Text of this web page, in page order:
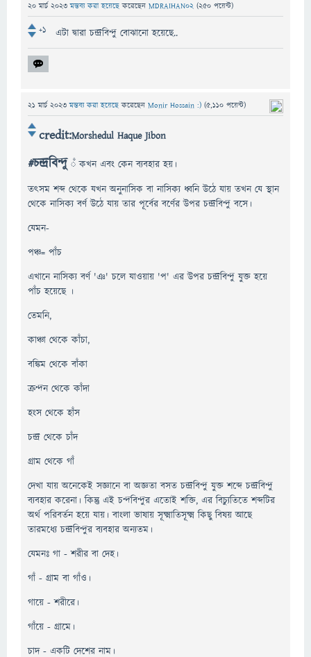
20 মার্চ 2023 মন্তব্য করা হয়েছেকরেছেন MDRAIHAN02 (250 পয়েন্ট)
+1 এটা দ্বারা চন্দ্রবিন্দু বোঝানো হয়েছে..
21 মার্চ 2023 মন্তব্য করা হয়েছেকরেছেন Monir Hossain :) (5,110 পয়েন্ট)
credit:Morshedul Haque Jibon
#চন্দ্রবিন্দু ঁ কখন এবং কেন ব্যবহার হয়।
তৎসম শব্দ থেকে যখন অনুনাসিক বা নাসিক্য ধ্বনি উঠে যায় তখন যে স্থান
থেকে নাসিক্য বর্ণ উঠে যায় তার পূর্বের বর্ণের উপর চন্দ্রবিন্দু বসে।
যেমন-
পঞ্চ= পাঁচ
এখানে নাসিক্য বর্ণ 'ঞ' চলে যাওয়ায় 'প' এর উপর চন্দ্রবিন্দু যুক্ত হয়ে
পাঁচ হয়েছে ।
তেমনি,
কাঞ্চা থেকে কাঁচা,
বঙ্কিম থেকে বাঁকা
ক্রন্দন থেকে কাঁদা
হংস থেকে হাঁস
চন্দ্র থেকে চাঁদ
গ্রাম থেকে গাঁ
দেখা যায় অনেকেই সজ্ঞানে বা অজ্ঞতা বসত চন্দ্রবিন্দু যুক্ত শব্দে চন্দ্রবিন্দু
ব্যবহার করেনা। কিন্তু এই চন্দবিন্দুর এতোই শক্তি, এর বিচ্যুতিতে শব্দটির
অর্থ পরিবর্তন হয়ে যায়। বাংলা ভাষায় সূক্ষ্মাতিসূক্ষ্ম কিছু বিষয় আছে
তারমধ্যে চন্দ্রবিন্দুর ব্যবহার অন্যতম।
যেমনঃ গা - শরীর বা দেহ।
গাঁ - গ্রাম বা গাঁও।
গায়ে - শরীরে।
গাঁয়ে - গ্রামে।
চাদ - একটি দেশের নাম।